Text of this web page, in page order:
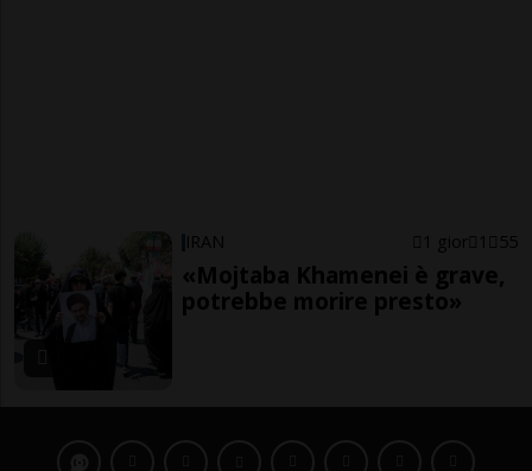
IRAN 1 gior 1 55
«Mojtaba Khamenei è grave,
potrebbe morire presto»